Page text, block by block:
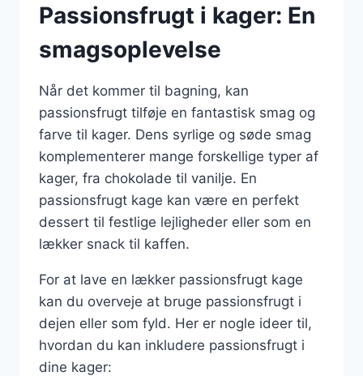
Passionsfrugt i kager: En
smagsoplevelse
Når det kommer til bagning, kan
passionsfrugt tilføje en fantastisk smag og
farve til kager. Dens syrlige og søde smag
komplementerer mange forskellige typer af
kager, fra chokolade til vanilje. En
passionsfrugt kage kan være en perfekt
dessert til festlige lejligheder eller som en
lækker snack til kaffen.
For at lave en lækker passionsfrugt kage
kan du overveje at bruge passionsfrugt i
dejen eller som fyld. Her er nogle ideer til,
hvordan du kan inkludere passionsfrugt i
dine kager: